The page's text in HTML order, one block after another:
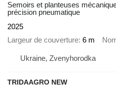
Semoirs et planteuses
précision pneumatique
2025
Largeur de couverture 6 m
Ukraine, Zvenyhorodka
TRIDAAGRO NEW